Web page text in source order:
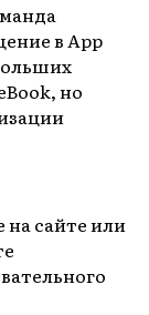
в App
но
сайте или